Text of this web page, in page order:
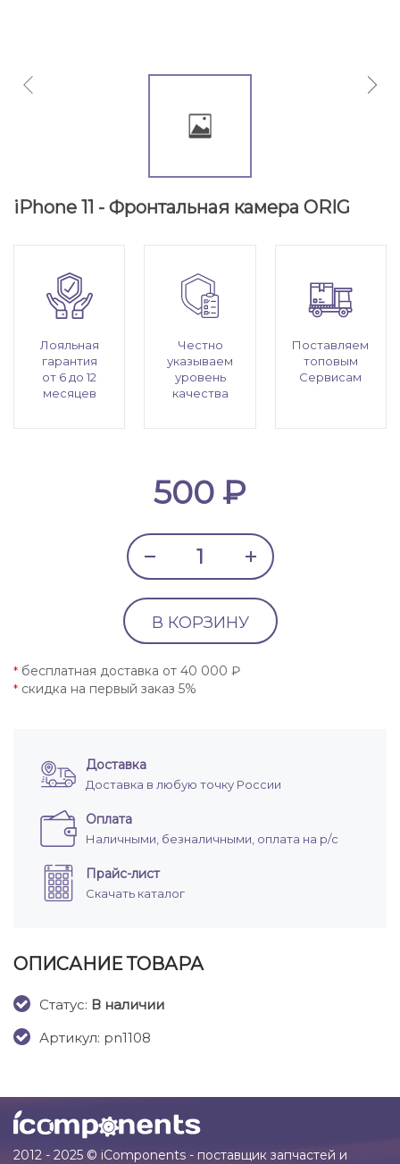
iPhone 11 - Фронтальная камера ORIG
Лояльная
гарантия
от 6 до 12
месяцев
Честно
указываем
уровень
качества
Поставляем
топовым
Сервисам
500 ₽
В КОРЗИНУ
* бесплатная доставка от 40 000 ₽
* скидка на первый заказ 5%
Доставка
Доставка в любую точку России
Оплата
Наличными, безналичными, оплата на р/с
Прайс-лист
Скачать каталог
ОПИСАНИЕ ТОВАРА
Cтатус: В наличии
Артикул: pn1108
2012 - 2025 © iComponents - поставщик запчастей и